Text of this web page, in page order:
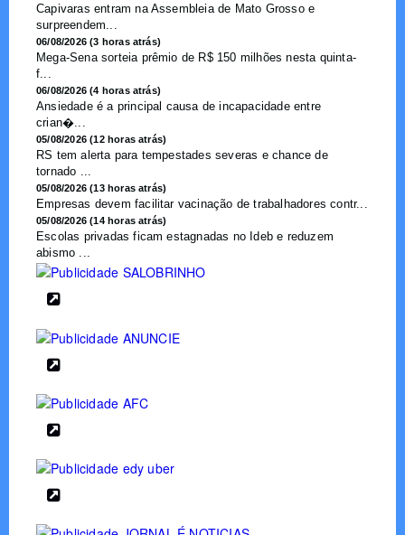
Capivaras entram na Assembleia de Mato Grosso e
surpreendem...
06/08/2026 (3 horas atrás)
Mega-Sena sorteia prêmio de R$ 150 milhões nesta quinta-
f...
06/08/2026 (4 horas atrás)
Ansiedade é a principal causa de incapacidade entre
crian�...
05/08/2026 (12 horas atrás)
RS tem alerta para tempestades severas e chance de
tornado ...
05/08/2026 (13 horas atrás)
Empresas devem facilitar vacinação de trabalhadores contr...
05/08/2026 (14 horas atrás)
Escolas privadas ficam estagnadas no Ideb e reduzem
abismo ...